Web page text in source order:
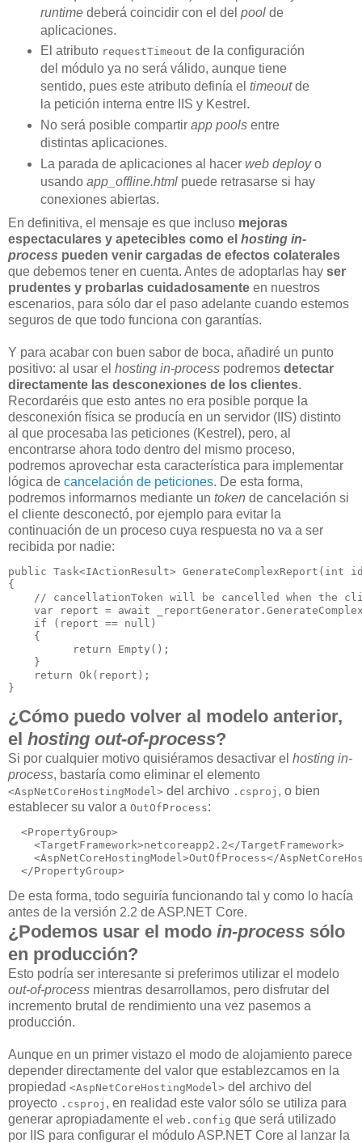
runtimedeberá coincidir con el del poolde
aplicaciones.
El atributo requestTimeout de la configuración
del módulo ya no será válido, aunque tiene
sentido, pues este atributo definía el timeoutde
la petición interna entre IIS y Kestrel.
No será posible compartir app poolsentre
distintas aplicaciones.
La parada de aplicaciones al hacer web deployo
usando app_offline.htmlpuede retrasarse si hay
conexiones abiertas.
En definitiva, el mensaje es que incluso mejoras
espectaculares y apetecibles como el hosting in-
process pueden venir cargadas de efectos colaterales
que debemos tener en cuenta. Antes de adoptarlas hay ser
prudentes y probarlas cuidadosamente en nuestros
escenarios, para sólo dar el paso adelante cuando estemos
seguros de que todo funciona con garantías.
Y para acabar con buen sabor de boca, añadiré un punto
positivo: al usar el hosting in-process podremos detectar
directamente las desconexiones de los clientes.
Recordaréis que esto antes no era posible porque la
desconexión física se producía en un servidor (IIS) distinto
al que procesaba las peticiones (Kestrel), pero, al
encontrarse ahora todo dentro del mismo proceso,
podremos aprovechar esta característica para implementar
lógica de cancelación de peticiones. De esta forma,
podremos informarnos mediante un token de cancelación si
el cliente desconectó, por ejemplo para evitar la
continuación de un proceso cuya respuesta no va a ser
recibida por nadie:
public Task<IActionResult> GenerateComplexReport(int
{
// cancellationToken will be cancelled when the
var report = await
    if (report == null)
    {
          return Empty();
    }
    return Ok(report);
¿Cómo puedo volver al modelo anterior,
el hosting out-of-process?
Si por cualquier motivo quisiéramos desactivar el hosting in-
process, bastaría como eliminar el elemento
<AspNetCoreHostingModel> del archivo .csproj , o bien
establecer su valor a OutOfProcess:
  <PropertyGroup>
    <TargetFramework>netcoreapp2.2</TargetFramework>
<AspNetCoreHostingModel>OutOfProcess</
De esta forma, todo seguiría funcionando tal y como lo hacía
antes de la versión 2.2 de ASP.NET Core.
¿Podemos usar el modo in-process sólo
en producción?
Esto podría ser interesante si preferimos utilizar el modelo
out-of-process mientras desarrollamos, pero disfrutar del
incremento brutal de rendimiento una vez pasemos a
producción.
Aunque en un primer vistazo el modo de alojamiento parece
depender directamente del valor que establezcamos en la
propiedad <AspNetCoreHostingModel> del archivo del
proyecto .csproj , en realidad este valor sólo se utiliza para
generar apropiadamente el web.config que será utilizado
por IIS para configurar el módulo ASP.NET Core al lanzar la